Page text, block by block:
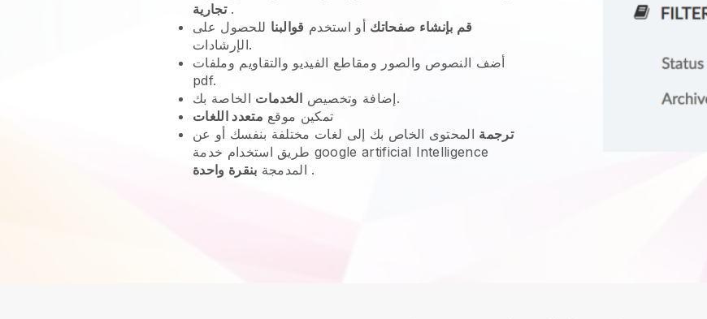
تجارية.
قم بإنشاء صفحاتك أو استخدم قوالبنا للحصول على
الإرشادات.
أضف النصوص والصور ومقاطع الفيديو والتقاويم وملفات
pdf.
إضافة وتخصيص الخدمات
الخاصة بك.
تمكين موقع متعدد اللغات
ترجمة المحتوى الخاص بك إلى لغات مختلفة بنفسك أو عن
طريق استخدام خدمة google artificial Intelligence
المدمجة بنقرة واحدة .